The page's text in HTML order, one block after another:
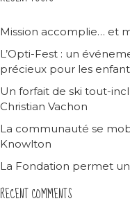
Mission accomplie… et
L’Opti-Fest : un
précieux pour les
Un forfait de ski tout-
Christian Vachon
La communauté se
Knowlton
La Fondation permet
RECENT COMMENTS